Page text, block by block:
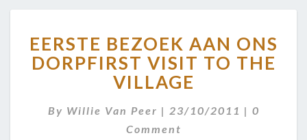
BEZOEK
AAN
ONS
DORPFIRST
TO
THE
EERSTE BEZOEK AAN ONS
DORPFIRST VISIT TO THE
VILLAGE
By Willie Van Peer | 23/10/2011 | 0
Comment